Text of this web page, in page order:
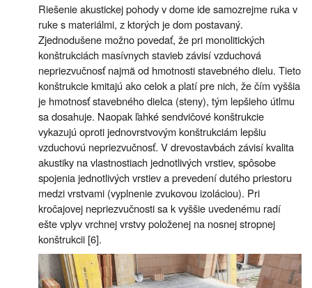
Riešenie akustickej pohody v dome ide samozrejme ruka v
ruke s materiálmi, z ktorých je dom postavaný.
Zjednodušene možno povedať, že pri monolitických
konštrukciách masívnych stavieb závisí vzduchová
nepriezvučnosť najmä od hmotnosti stavebného dielu. Tieto
konštrukcie kmitajú ako celok a platí pre nich, že čím vyššia
je hmotnosť stavebného dielca (steny), tým lepšieho útlmu
sa dosahuje. Naopak ľahké sendvičové konštrukcie
vykazujú oproti jednovrstvovým konštrukciám lepšiu
vzduchovú nepriezvučnosť. V drevostavbách závisí kvalita
akustiky na vlastnostiach jednotlivých vrstiev, spôsobe
spojenia jednotlivých vrstiev a prevedení dutého priestoru
medzi vrstvami (vyplnenie zvukovou izoláciou). Pri
kročajovej nepriezvučnosti sa k vyššie uvedenému radí
ešte vplyv vrchnej vrstvy položenej na nosnej stropnej
konštrukcii [6].